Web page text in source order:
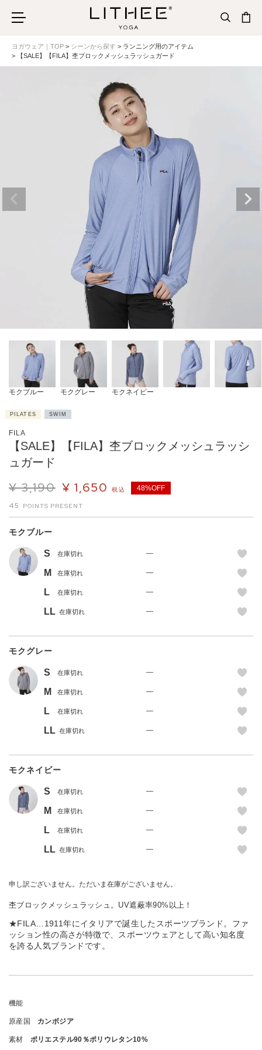
ヨガウェア｜TOP シーンから探す
ランニング用のアイテム
【SALE】【FILA】杢ブロックメッシュラッシュガード
モクブルー モクグレー モクネイビー
PILATES SWIM
FILA
【SALE】【FILA】杢ブロックメッシュラッシ
ュガード
¥ 3,190 ¥ 1,650 税込 48%OFF
45
モクブルー
S 在庫切れ —
M 在庫切れ —
L 在庫切れ —
LL 在庫切れ —
モクグレー
S 在庫切れ —
M 在庫切れ —
L 在庫切れ —
LL 在庫切れ —
モクネイビー
S 在庫切れ —
M 在庫切れ —
L 在庫切れ —
LL 在庫切れ —
申し訳ございません。ただいま在庫がございません。
杢ブロックメッシュラッシュ。UV遮蔽率90%以上！
★FILA…1911年にイタリアで誕生したスポーツブランド。ファ
ッション性の高さが特徴で、スポーツウェアとして高い知名度
を誇る人気ブランドです。
機能
原産国 カンボジア
素材 ポリエステル90％ポリウレタン10%